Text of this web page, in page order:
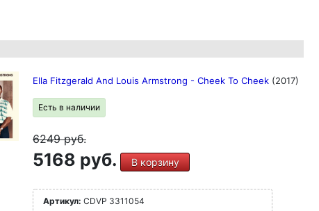
Ella Fitzgerald And Louis Armstrong - Cheek To Cheek (2017)
Есть в наличии
6249руб.
5168 руб. В корзину
Артикул: CDVP 3311054